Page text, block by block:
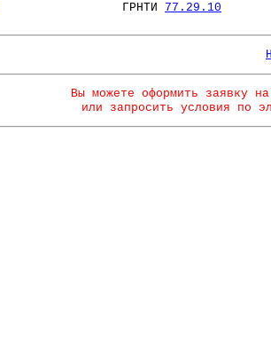
ГРНТИ 77.29.10
Вы можете оформить заявку
или запросить условия по